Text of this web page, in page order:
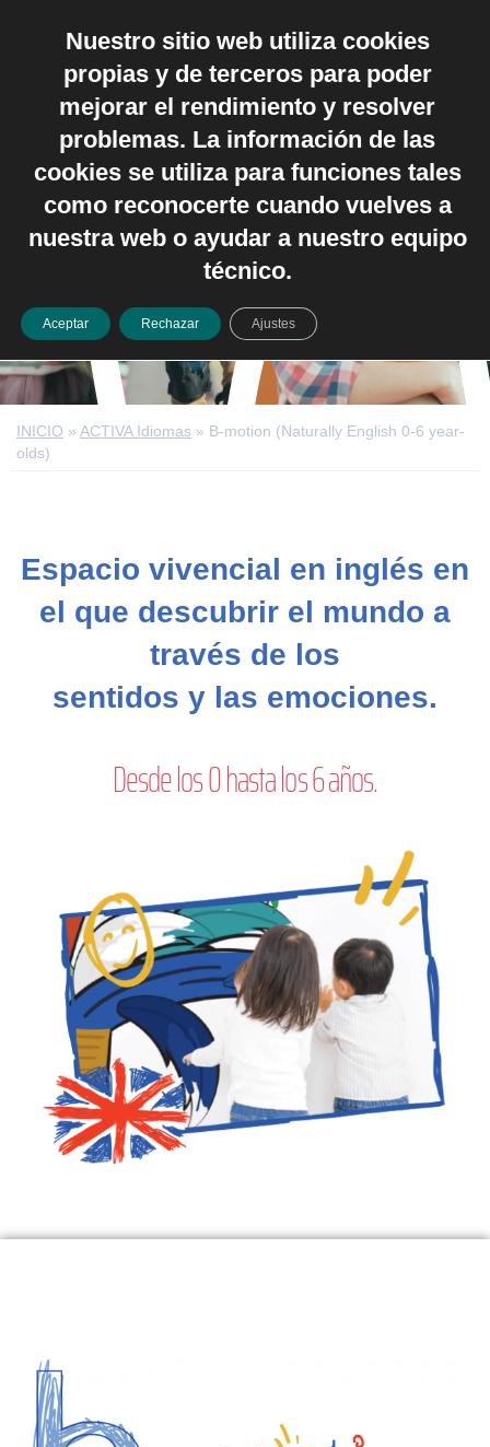
Español
B-motion (Naturally
English 0-6 year-olds)
INICIO » ACTIVA Idiomas » B-motion (Naturally English 0-6 year-
olds)
Espacio vivencial en inglés en
el que descubrir el mundo a
través de los
sentidos y las emociones.
Desde los 0 hasta los 6 años.
Nuestro sitio web utiliza cookies
propias y de terceros para poder
mejorar el rendimiento y resolver
problemas. La información de las
cookies se utiliza para funciones tales
como reconocerte cuando vuelves a
nuestra web o ayudar a nuestro equipo
técnico.
Aceptar Rechazar Ajustes